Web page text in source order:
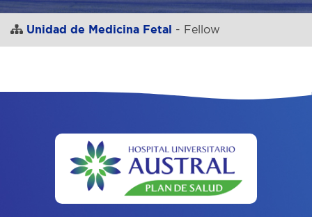
Unidad de Medicina Fetal - Fellow